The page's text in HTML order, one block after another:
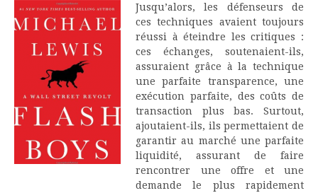
Jusqu’alors, les défenseurs de
ces techniques avaient toujours
réussi à éteindre les critiques :
ces échanges, soutenaient-ils,
assuraient grâce à la technique
une parfaite transparence, une
exécution parfaite, des coûts de
transaction plus bas. Surtout,
ajoutaient-ils, ils permettaient de
garantir au marché une parfaite
liquidité, assurant de faire
rencontrer une offre et une
demande le plus rapidement